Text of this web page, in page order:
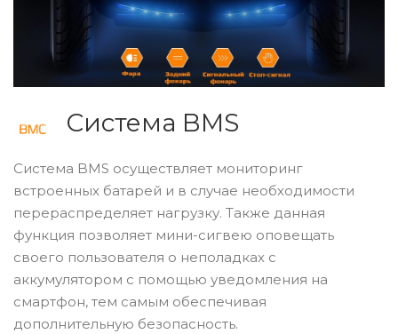
Система BMS
Система BMS осуществляет мониторинг
встроенных батарей и в случае необходимости
перераспределяет нагрузку. Также данная
функция позволяет мини-сигвею оповещать
своего пользователя о неполадках с
аккумулятором с помощью уведомления на
смартфон, тем самым обеспечивая
дополнительную безопасность.